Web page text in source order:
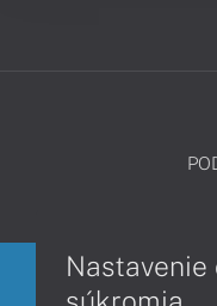
Nastavenie